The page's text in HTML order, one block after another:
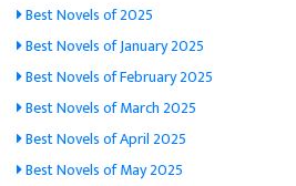
Best Novels of 2025
Best Novels of January 2025
Best Novels of February 2025
Best Novels of March 2025
Best Novels of April 2025
Best Novels of May 2025